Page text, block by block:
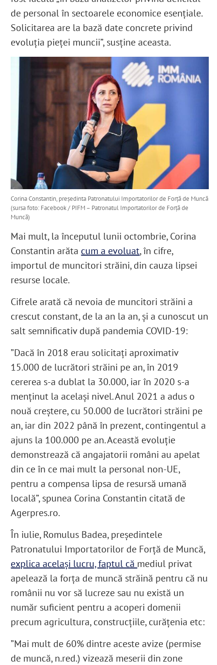
de personal în sectoarele economice esențiale.
Solicitarea are la bază date concrete privind
evoluția pieței muncii”, susține aceasta.
Corina Constantin, președinta Patronatului Importatorilor de Forță de Muncă
(sursa foto: Facebook / PIFM – Patronatul Importatorilor de Forță de
Muncă)
Mai mult, la începutul lunii octombrie, Corina
Constantin arăta cum a evoluat, în cifre,
importul de muncitori străini, din cauza lipsei
resurse locale.
Cifrele arată că nevoia de muncitori străini a
crescut constant, de la an la an, și a cunoscut un
salt semnificativ după pandemia COVID-19:
”Dacă în 2018 erau solicitați aproximativ
15.000 de lucrători străini pe an, în 2019
cererea s-a dublat la 30.000, iar în 2020 s-a
menținut la același nivel. Anul 2021 a adus o
nouă creștere, cu 50.000 de lucrători străini pe
an, iar din 2022 până în prezent, contingentul a
ajuns la 100.000 pe an. Această evoluție
demonstrează că angajatorii români au apelat
din ce în ce mai mult la personal non-UE,
pentru a compensa lipsa de resursă umană
locală”, spunea Corina Constantin citată de
Agerpres.ro.
În iulie, Romulus Badea, președintele
Patronatului Importatorilor de Forță de Muncă,
explica același lucru, faptul că mediul privat
apelează la forța de muncă străină pentru că nu
românii nu vor să lucreze sau nu există un
număr suficient pentru a acoperi domenii
precum agricultura, construcțiile, curățenia etc:
”Mai mult de 60% dintre aceste avize (permise
de muncă, n.red.) vizează meserii din zone